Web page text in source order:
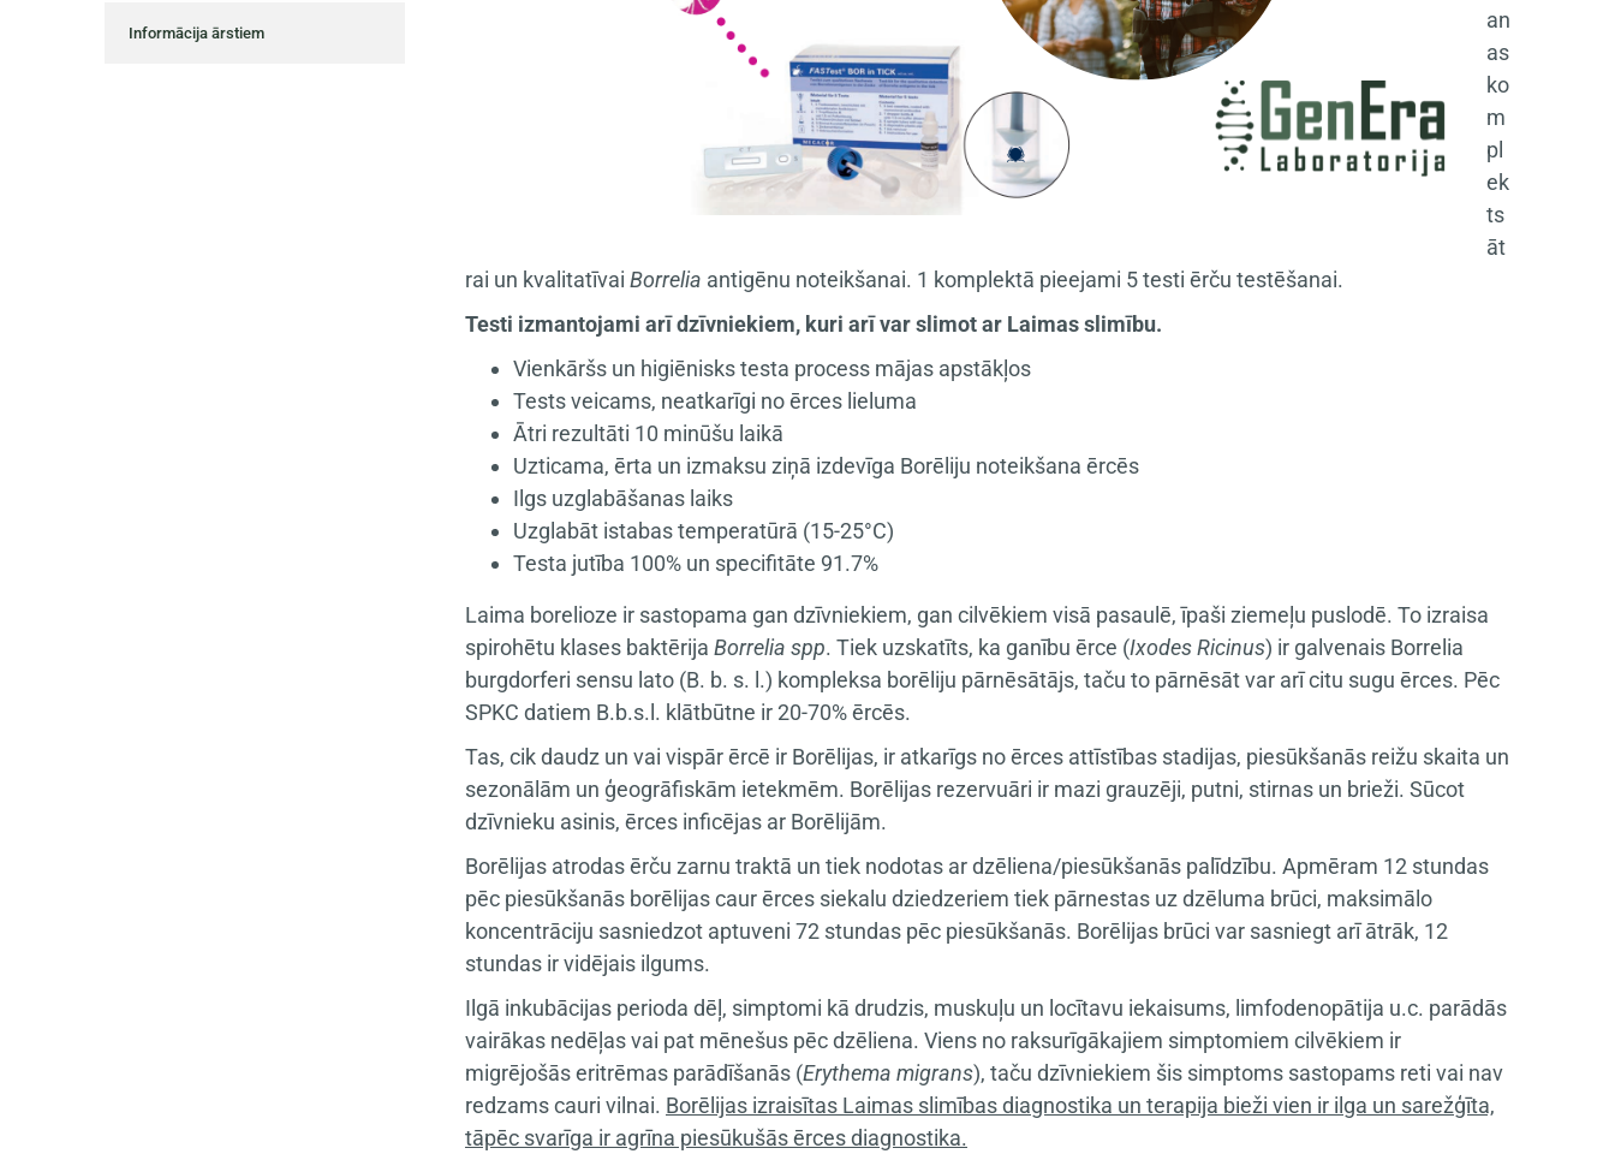
Informācija ārstiem
an
as
ko
m
pl
ek
ts
āt
rai un kvalitatīvai Borrelia antigēnu noteikšanai. 1 komplektā pieejami 5 testi ērču testēšanai.
Testi izmantojami arī dzīvniekiem, kuri arī var slimot ar Laimas slimību.
Vienkāršs un higiēnisks testa process mājas apstākļos
Tests veicams, neatkarīgi no ērces lieluma
Ātri rezultāti 10 minūšu laikā
Uzticama, ērta un izmaksu ziņā izdevīga Borēliju noteikšana ērcēs
Ilgs uzglabāšanas laiks
Uzglabāt istabas temperatūrā (15-25°C)
Testa jutība 100% un specifitāte 91.7%
Laima borelioze ir sastopama gan dzīvniekiem, gan cilvēkiem visā pasaulē, īpaši ziemeļu puslodē. To izraisa
spirohētu klases baktērija Borrelia spp. Tiek uzskatīts, ka ganību ērce (Ixodes Ricinus) ir galvenais Borrelia
burgdorferi sensu lato (B. b. s. l.) kompleksa borēliju pārnēsātājs, taču to pārnēsāt var arī citu sugu ērces. Pēc
SPKC datiem B.b.s.l. klātbūtne ir 20-70% ērcēs.
Tas, cik daudz un vai vispār ērcē ir Borēlijas, ir atkarīgs no ērces attīstības stadijas, piesūkšanās reižu skaita un
sezonālām un ģeogrāfiskām ietekmēm. Borēlijas rezervuāri ir mazi grauzēji, putni, stirnas un brieži. Sūcot
dzīvnieku asinis, ērces inficējas ar Borēlijām.
Borēlijas atrodas ērču zarnu traktā un tiek nodotas ar dzēliena/piesūkšanās palīdzību. Apmēram 12 stundas
pēc piesūkšanās borēlijas caur ērces siekalu dziedzeriem tiek pārnestas uz dzēluma brūci, maksimālo
koncentrāciju sasniedzot aptuveni 72 stundas pēc piesūkšanās. Borēlijas brūci var sasniegt arī ātrāk, 12
stundas ir vidējais ilgums.
Ilgā inkubācijas perioda dēļ, simptomi kā drudzis, muskuļu un locītavu iekaisums, limfodenopātija u.c. parādās
vairākas nedēļas vai pat mēnešus pēc dzēliena. Viens no raksurīgākajiem simptomiem cilvēkiem ir
migrējošās eritrēmas parādīšanās (Erythema migrans), taču dzīvniekiem šis simptoms sastopams reti vai nav
redzams cauri vilnai. Borēlijas izraisītas Laimas slimības diagnostika un terapija bieži vien ir ilga un sarežģīta,
tāpēc svarīga ir agrīna piesūkušās ērces diagnostika.